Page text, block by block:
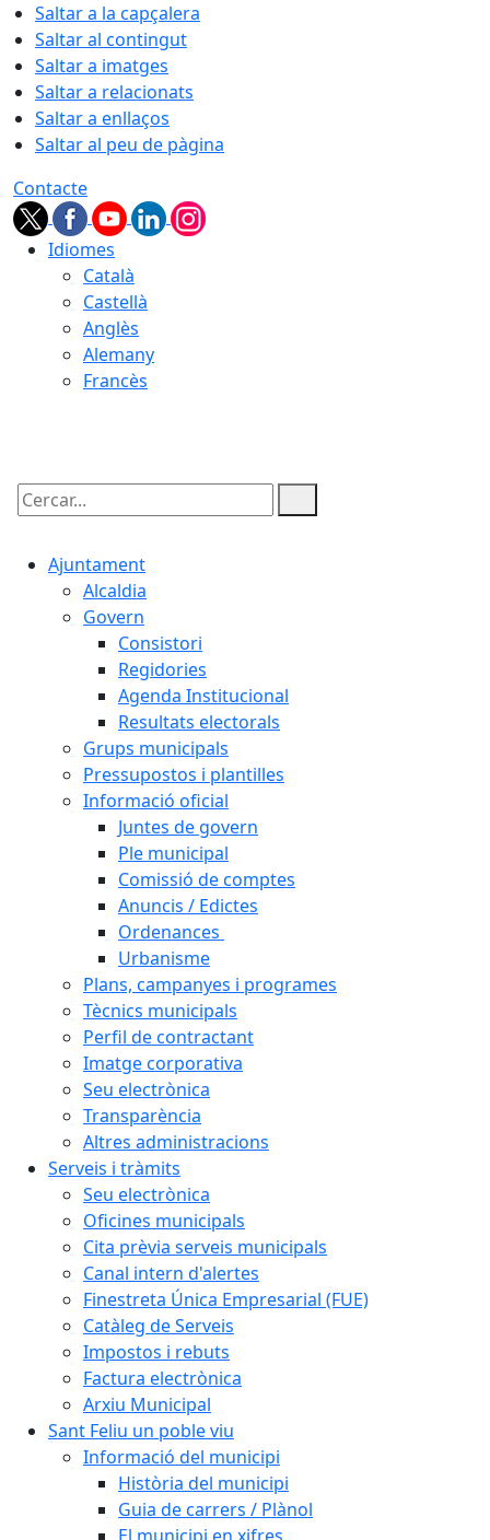
Saltar a la capçalera
Saltar al contingut
Saltar a imatges
Saltar a relacionats
Saltar a enllaços
Saltar al peu de pàgina
Contacte
Idiomes
Català
Castellà
Anglès
Alemany
Francès
Cercar:
Ajuntament
Alcaldia
Govern
Consistori
Regidories
Agenda Institucional
Resultats electorals
Grups municipals
Pressupostos i plantilles
Informació oficial
Juntes de govern
Ple municipal
Comissió de comptes
Anuncis / Edictes
Ordenances
Urbanisme
Plans, campanyes i programes
Tècnics municipals
Perfil de contractant
Imatge corporativa
Seu electrònica
Transparència
Altres administracions
Serveis i tràmits
Seu electrònica
Oficines municipals
Cita prèvia serveis municipals
Canal intern d'alertes
Finestreta Única Empresarial (FUE)
Catàleg de Serveis
Impostos i rebuts
Factura electrònica
Arxiu Municipal
Sant Feliu un poble viu
Informació del municipi
Història del municipi
Guia de carrers / Plànol